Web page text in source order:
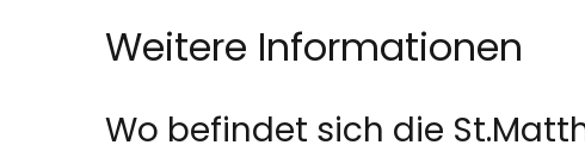
Weitere Informationen
Wo befindet sich die